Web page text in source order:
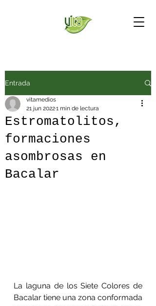
Entrada
Estromatolitos,
formaciones
asombrosas en
Bacalar
vitamedios
21 jun 20221 min de lectura
La laguna de los Siete Colores de
Bacalar tiene una zona conformada